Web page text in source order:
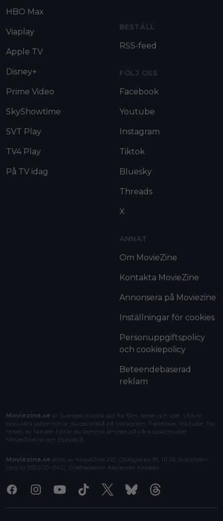
HBO Max
Viaplay
Apple TV
Disney+
Prime Video
SkyShowtime
SVT Play
TV4 Play
På TV idag
BESTÄLL
RSS-feed
FÖLJ OSS
Facebook
Youtube
Instagram
Tiktok
Bluesky
Threads
X
ANNAT
Om MovieZine
Kontakta MovieZine
Annonsera på Moviezine
Inställningar för cookies
Personuppgiftspolicy
och cookiepolicy
Beteendebaserad
reklam
Moviezine.se är Sveriges största sajt för film, serier och spel. Utöver
populära sajten hittar du oss också på Instagram, Facebook, Youtube. För
resten av Norden hittar du samma ämnen på våra syskonsajter
MovieZine.no och Episodi.fi
Moviezine.se drivs av MovieZine AB, Olofsgatan 18, 111 36 Stockholm
(org.nr 559200-1142). Chefredaktör Alexander Kardelo
FacebookInstagramYoutubeTiktok X BlueskyThreads